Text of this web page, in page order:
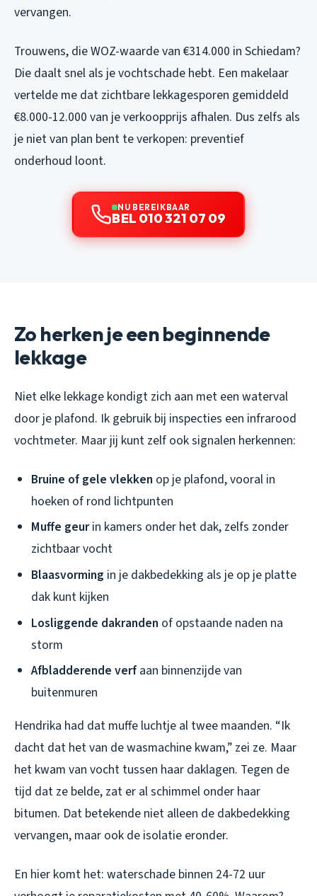
vervangen.
Trouwens, die WOZ-waarde van €314.000 in Schiedam?
Die daalt snel als je vochtschade hebt. Een makelaar
vertelde me dat zichtbare lekkagesporen gemiddeld
€8.000-12.000 van je verkoopprijs afhalen. Dus zelfs als
je niet van plan bent te verkopen: preventief
onderhoud loont.
NU BEREIKBAAR
BEL 010 321 07 09
Zo herken je een beginnende
lekkage
Niet elke lekkage kondigt zich aan met een waterval
door je plafond. Ik gebruik bij inspecties een infrarood
vochtmeter. Maar jij kunt zelf ook signalen herkennen:
Bruine of gele vlekken op je plafond, vooral in
hoeken of rond lichtpunten
Muffe geurin kamers onder het dak, zelfs zonder
zichtbaar vocht
Blaasvorming in je dakbedekking als je op je platte
dak kunt kijken
Losliggende dakranden of opstaande naden na
storm
Afbladderende verfaan binnenzijde van
buitenmuren
Hendrika had dat muffe luchtje al twee maanden. “Ik
dacht dat het van de wasmachine kwam,” zei ze. Maar
het kwam van vocht tussen haar daklagen. Tegen de
tijd dat ze belde, zat er al schimmel onder haar
bitumen. Dat betekende niet alleen de dakbedekking
vervangen, maar ook de isolatie eronder.
En hier komt het: waterschade binnen 24-72 uur